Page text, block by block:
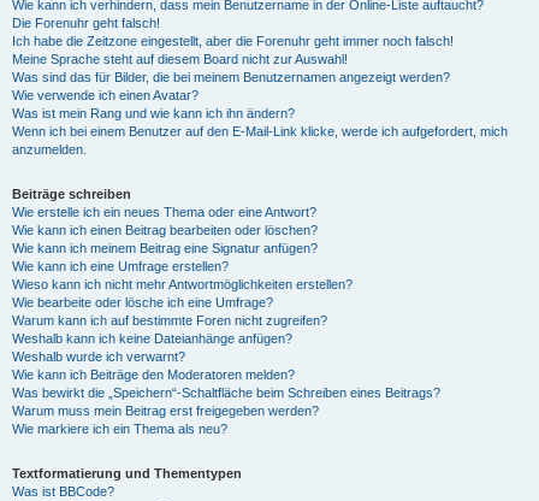
Wie kann ich verhindern, dass mein Benutzername in der Online-Liste auftaucht?
Die Forenuhr geht falsch!
Ich habe die Zeitzone eingestellt, aber die Forenuhr geht immer noch falsch!
Meine Sprache steht auf diesem Board nicht zur Auswahl!
Was sind das für Bilder, die bei meinem Benutzernamen angezeigt werden?
Wie verwende ich einen Avatar?
Was ist mein Rang und wie kann ich ihn ändern?
Wenn ich bei einem Benutzer auf den E-Mail-Link klicke, werde ich aufgefordert, mich
anzumelden.
Beiträge schreiben
Wie erstelle ich ein neues Thema oder eine Antwort?
Wie kann ich einen Beitrag bearbeiten oder löschen?
Wie kann ich meinem Beitrag eine Signatur anfügen?
Wie kann ich eine Umfrage erstellen?
Wieso kann ich nicht mehr Antwortmöglichkeiten erstellen?
Wie bearbeite oder lösche ich eine Umfrage?
Warum kann ich auf bestimmte Foren nicht zugreifen?
Weshalb kann ich keine Dateianhänge anfügen?
Weshalb wurde ich verwarnt?
Wie kann ich Beiträge den Moderatoren melden?
Was bewirkt die „Speichern“-Schaltfläche beim Schreiben eines Beitrags?
Warum muss mein Beitrag erst freigegeben werden?
Wie markiere ich ein Thema als neu?
Textformatierung und Thementypen
Was ist BBCode?